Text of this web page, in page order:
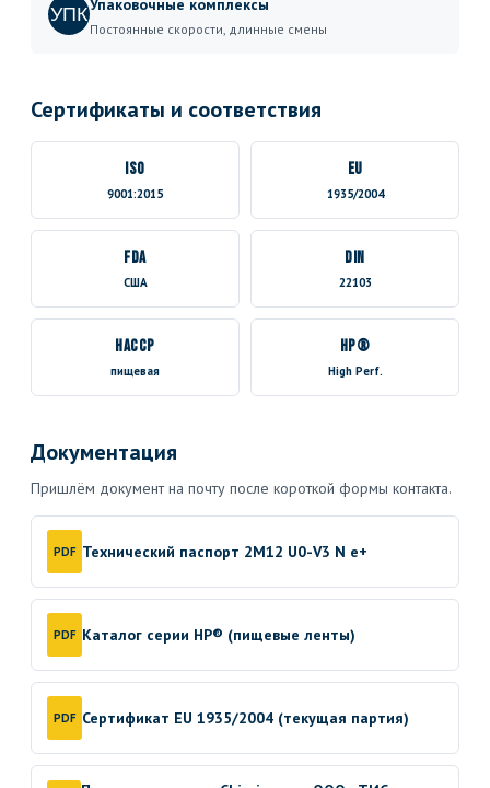
УПКУпаковочные комплексы
Постоянные скорости, длинные смены
Сертификаты и соответствия
ISO
9001:2015
EU
1935/2004
FDA
США
DIN
22103
HACCP
пищевая
HP®
High Perf.
Документация
Пришлём документ на почту после короткой формы контакта.
PDF Технический паспорт 2M12 U0-V3 N e+
PDF Каталог серии HP® (пищевые ленты)
PDF Сертификат EU 1935/2004 (текущая партия)